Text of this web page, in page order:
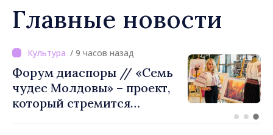
Главные новости
/ 3 часов назад
ВИДЕО // Калараш
формирует крупнейший
кластер добровольного